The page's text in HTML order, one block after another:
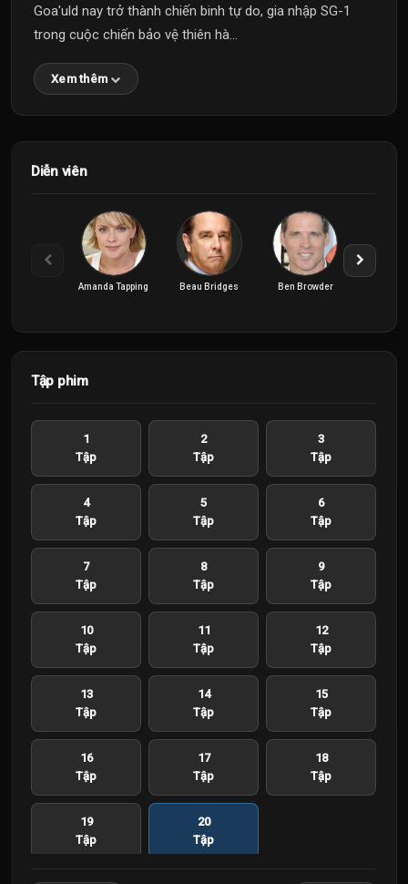
Goa'uld nay trở thành chiến binh tự do, gia nhập SG-1
trong cuộc chiến bảo vệ thiên hà...
Xem thêm
Diễn viên
Amanda Tapping Beau Bridges Ben Browder
Tập phim
1
Tập
2
Tập
3
Tập
4
Tập
5
Tập
6
Tập
7
Tập
8
Tập
9
Tập
10
Tập
11
Tập
12
Tập
13
Tập
14
Tập
15
Tập
16
Tập
17
Tập
18
Tập
19
Tập
20
Tập